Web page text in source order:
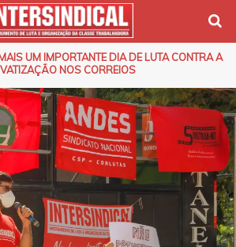
UM IMPORTANTE DIA DE LUTA CONTRA A
NOS CORREIOS